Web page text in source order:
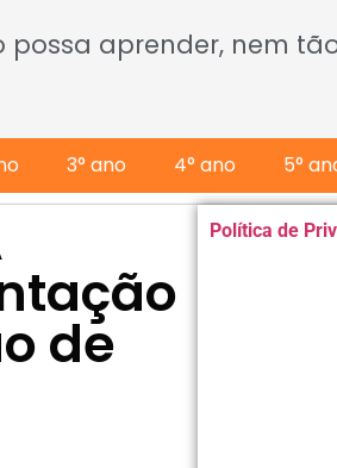
aprender, nem
3° ano 4° ano 5°
de
Política de